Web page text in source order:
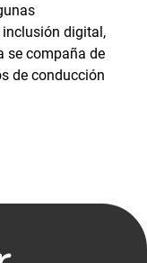
inclusión digital,
se compaña de
de conducción